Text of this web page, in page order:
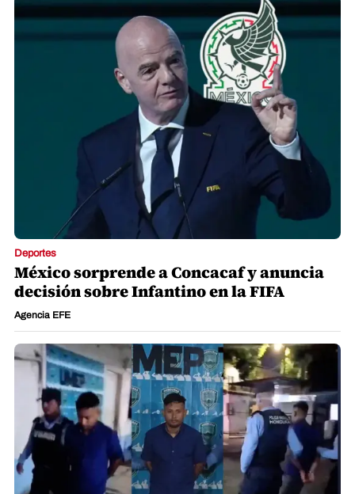
Deportes
México sorprende a Concacaf y anuncia
decisión sobre Infantino en la FIFA
Agencia EFE